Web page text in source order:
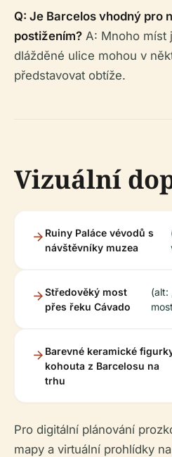
Q: Je Barcelos vhodný pro
postižením? A: Mnoho míst
dlážděné ulice mohou v
představovat obtíže.
Vizuální
Ruiny Paláce vévodů s
návštěvníky muzea
Středověký most
přes řeku Cávado
(alt:
Barevné keramické
kohouta z Barcelosu na
trhu
Pro digitální plánování
mapy a virtuální prohlídky